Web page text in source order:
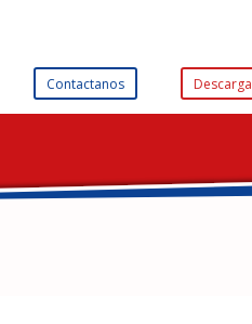
Contactanos